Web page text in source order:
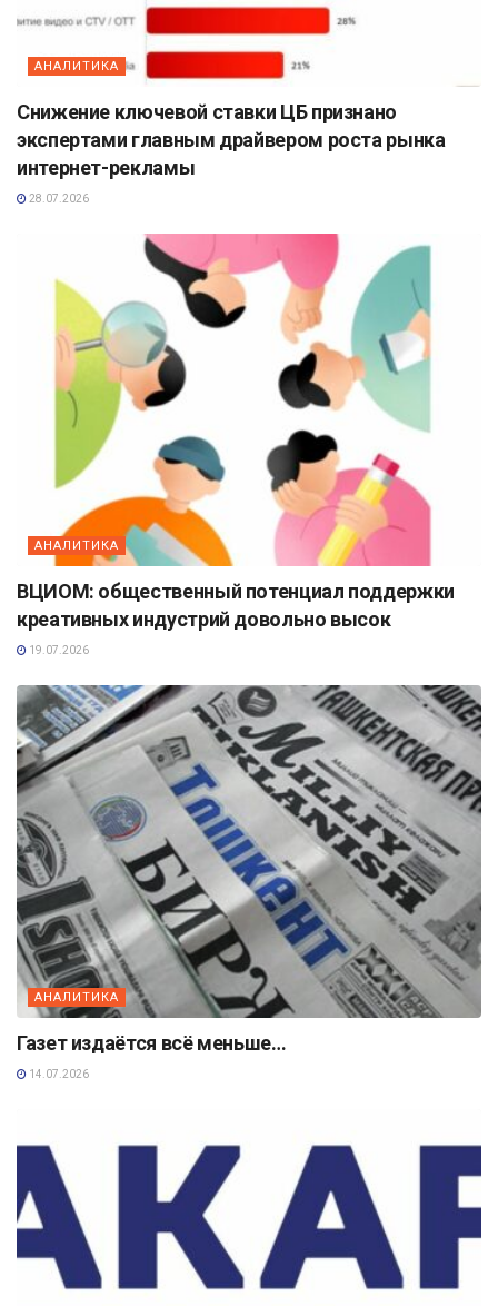
АНАЛИТИКА
Снижение ключевой ставки ЦБ признано
экспертами главным драйвером роста рынка
интернет-рекламы
28.07.2026
АНАЛИТИКА
ВЦИОМ: общественный потенциал поддержки
креативных индустрий довольно высок
19.07.2026
АНАЛИТИКА
Газет издаётся всё меньше…
14.07.2026